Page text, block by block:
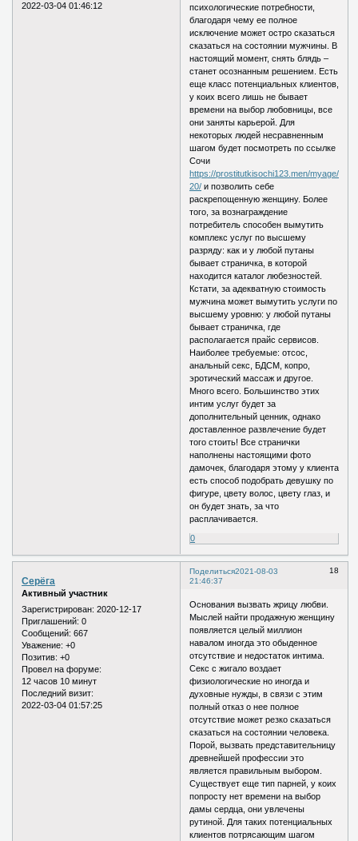
2022-03-04 01:46:12
психологические потребности,
благодаря чему ее полное
исключение может остро сказаться
сказаться на состоянии мужчины. В
настоящий момент, снять блядь –
станет осознанным решением. Есть
еще класс потенциальных клиентов,
у коих всего лишь не бывает
времени на выбор любовницы, все
они заняты карьерой. Для
некоторых людей несравненным
шагом будет посмотреть по ссылке
Сочи
https://prostitutkisochi123.men/myage/18-
20/ и позволить себе
раскрепощенную женщину. Более
того, за вознаграждение
потребитель способен вымутить
комплекс услуг по высшему
разряду: как и у любой путаны
бывает страничка, в которой
находится каталог любезностей.
Кстати, за адекватную стоимость
мужчина может вымутить услуги по
высшему уровню: у любой путаны
бывает страничка, где
располагается прайс сервисов.
Наиболее требуемые: отсос,
анальный секс, БДСМ, копро,
эротический массаж и другое.
Много всего. Большинство этих
интим услуг будет за
дополнительный ценник, однако
доставленное развлечение будет
того стоить! Все странички
наполнены настоящими фото
дамочек, благодаря этому у клиента
есть способ подобрать девушку по
фигуре, цвету волос, цвету глаз, и
он будет знать, за что
расплачивается.
0
Поделиться 18
2021-08-03
21:46:37
Серёга
Активный участник
Зарегистрирован: 2020-12-17
Приглашений: 0
Сообщений: 667
Уважение: +0
Позитив: +0
Провел на форуме:
12 часов 10 минут
Последний визит:
2022-03-04 01:57:25
Основания вызвать жрицу любви.
Мыслей найти продажную женщину
появляется целый миллион
навалом иногда это обыденное
отсутствие и недостаток интима.
Секс с жигало воздает
физиологические но иногда и
духовные нужды, в связи с этим
полный отказ о нее полное
отсутствие может резко сказаться
сказаться на состоянии человека.
Порой, вызвать представительницу
древнейшей профессии это
является правильным выбором.
Существует еще тип парней, у коих
попросту нет времени на выбор
дамы сердца, они увлечены
рутиной. Для таких потенциальных
клиентов потрясающим шагом